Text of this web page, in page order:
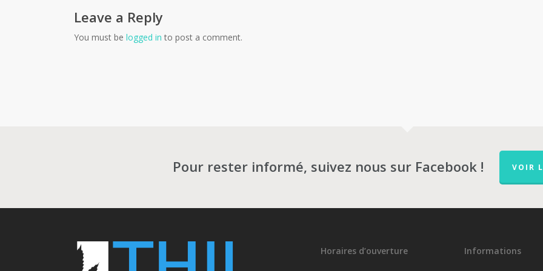
Leave a Reply
You must be logged in to post a comment.
Pour rester informé, suivez nous sur Facebook ! VOIR
Horaires d’ouverture Informations